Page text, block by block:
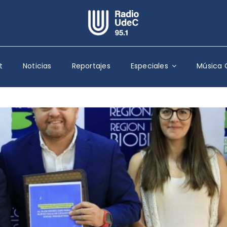
Escuchar Radio UdeC en vivo
Quiénes Somos
Programación
Podcast
Noticias
Reportajes
Columnas
Música Clásica
Especiales
Noticias Reportajes Especiales Música